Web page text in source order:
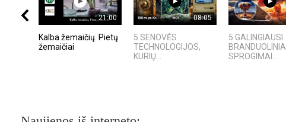
21:00
Kalba žemaičių. Pietų
žemaičiai
08:05
5 SENOVĖS
TECHNOLOGIJOS,
KURIŲ...
5 GALINGIAUSI
BRANDUOLINIAI
SPROGIMAI...